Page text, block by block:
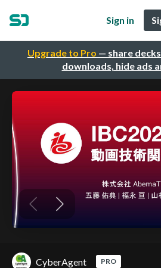
Upgrade to Pro — share
downloads, hide ads
Sign in
CyberAgent PRO